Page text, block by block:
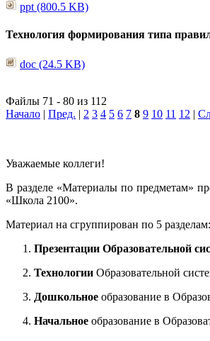
ppt (800.5 KB)
Технология формирования типа
doc (24.5 KB)
Файлы 71 - 80 из 112
Начало | Пред. | 2 3 4 5 6 7 8 9 10 11 12 |
Уважаемые коллеги!
В разделе «Материалы по предметам»
«Школа 2100».
Материал на сгруппирован по 5 разделам:
Презентации Образовательной
Технологии Образовательной
Дошкольное образование в
Начальное образование в